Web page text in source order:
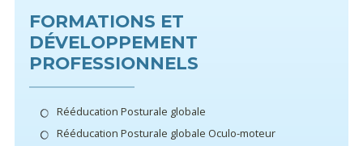
FORMATIONS ET
DÉVELOPPEMENT
PROFESSIONNELS
Rééducation Posturale globale
Rééducation Posturale globale Oculo-moteur